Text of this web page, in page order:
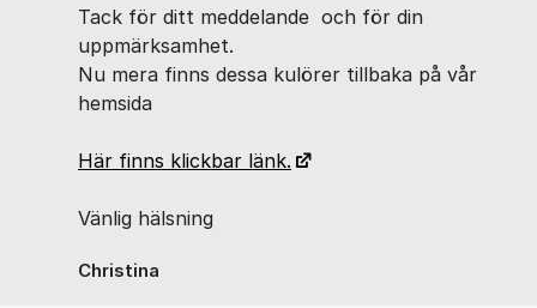
Tack för ditt meddelande och för din
uppmärksamhet.
Nu mera finns dessa kulörer tillbaka på vår
hemsida
Här finns klickbar länk.
Vänlig hälsning
Christina